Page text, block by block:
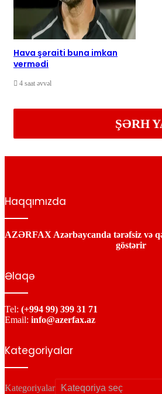
Hava şəraiti buna imkan
vermədi
4 saat əvvəl
ŞƏRH
Haqqımızda
AZƏRFAX Azərbaycanda tərəfsiz və
göstərir
Əlaqə
Tel: (+994 99) 399 31 71
Email: info@azerfax.az
Kategoriyalar
Kategoriyalar